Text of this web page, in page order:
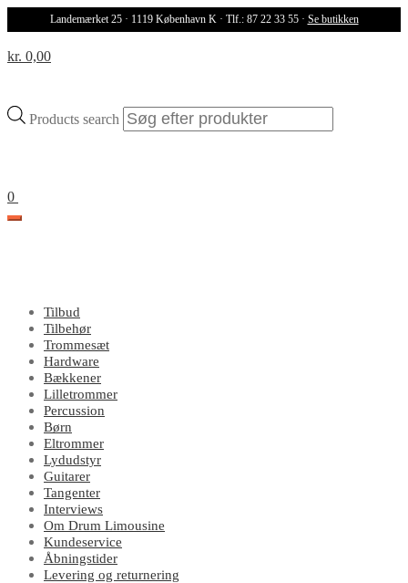
Landemærket 25 · 1119 København K · Tlf.: 87 22 33 55 · Se butikken
Products search
kr. 0,00
0
Tilbud
Tilbehør
Trommesæt
Hardware
Bækkener
Lilletrommer
Percussion
Børn
Eltrommer
Lydudstyr
Guitarer
Tangenter
Interviews
Om Drum Limousine
Kundeservice
Åbningstider
Levering og returnering